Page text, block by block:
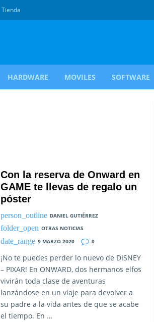
Tienda
HARDWARE MOVILES SOFTWARE
Con la reserva de Onward en
GAME te llevas de regalo un
póster
DANIEL GUTIÉRREZ
OTRAS NOTICIAS
9 MARZO 2020
0
¡No te puedes perder lo nuevo de DISNEY
– PIXAR! En ONWARD, dos hermanos elfos
vivirán toda clase de aventuras
lanzándose en un viaje para devolver a
su padre a la vida antes de que se acabe
el tiempo. En …